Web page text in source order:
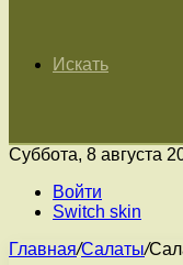
Искать
Суббота, 8 августа
Войти
Switch skin
Главная/Салаты/